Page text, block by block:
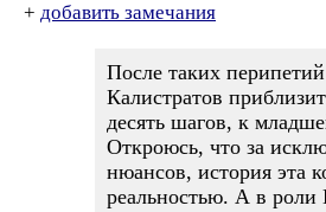
+ добавить замечания
После таких
Калистратов
десять шагов, к
Откроюсь, что за
нюансов, история эта
реальностью. А в роли